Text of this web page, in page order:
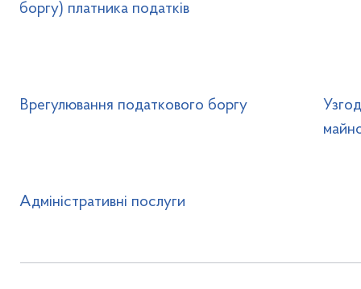
боргу) платника податків
Врегулювання податкового боргу
Адміністративні послуги